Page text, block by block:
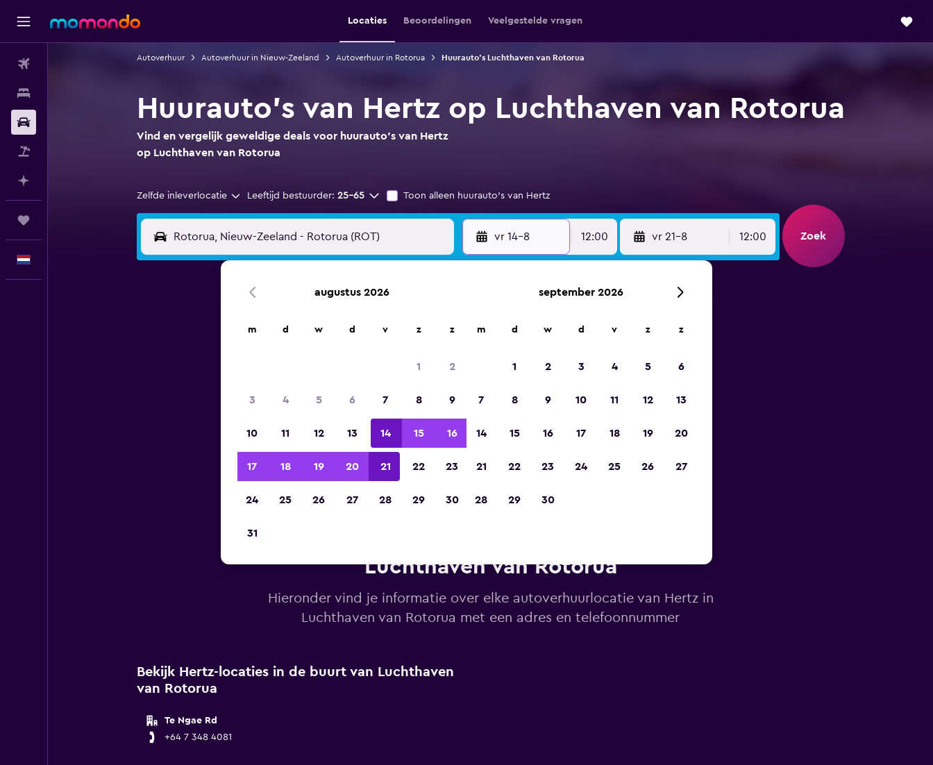
Locaties Beoordelingen Veelgestelde vragen
Autoverhuur Autoverhuur in Nieuw-Zeeland Autoverhuur in Rotorua Huurauto's Luchthaven van Rotorua
Huurauto's van Hertz op Luchthaven van Rotorua
Vind en vergelijk geweldige deals voor huurauto's van Hertz
op Luchthaven van Rotorua
Zelfde inleverlocatie Leeftijd bestuurder: 25-65 Toon alleen huurauto's van Hertz
vr 14-8 12:00 vr 21-8 12:00 Zoek
app 2023
Luchthaven van Rotorua
Hieronder vind je informatie over elke autoverhuurlocatie van Hertz in
Luchthaven van Rotorua met een adres en telefoonnummer
Bekijk Hertz-locaties in de buurt van Luchthaven
van Rotorua
Te Ngae Rd
+64 7 348 4081
augustus 2026
m d w d v z z
1 2
3 4 5 6 7 8 9
10 11 12 13 14 15 16
17 18 19 20 21 22 23
24 25 26 27 28 29 30
31
september 2026
m d w d v z z
1 2 3 4 5 6
7 8 9 10 11 12 13
14 15 16 17 18 19 20
21 22 23 24 25 26 27
28 29 30